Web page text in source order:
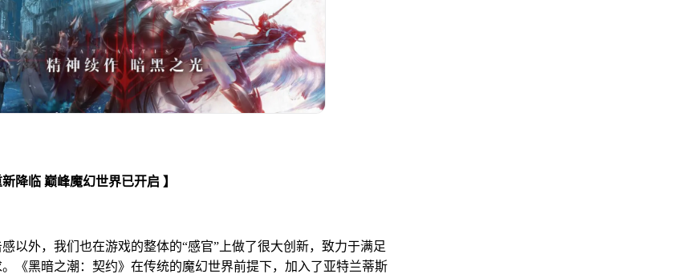
降临 巅峰魔幻世界已开启 】
以外，我们也在游戏的整体的“感官”上做了很大创新，致力于满足
《黑暗之潮：契约》在传统的魔幻世界前提下，加入了亚特兰蒂斯